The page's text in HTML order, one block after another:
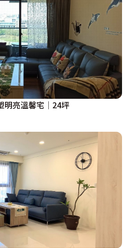
明亮溫馨宅│24坪